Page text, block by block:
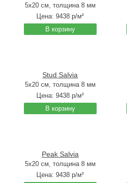
5x20 см, толщина 8 мм
Цена:9438 р/м²
В корзину
Stud Salvia
5x20 см, толщина 8 мм
Цена:9438 р/м²
В корзину
Peak Salvia
5x20 см, толщина 8 мм
Цена:9438 р/м²